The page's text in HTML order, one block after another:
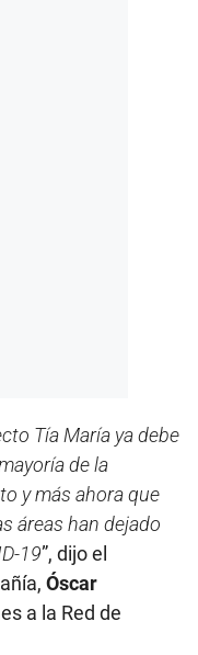
Tía María ya debe
de la
y más ahora que
áreas han dejado
19”, dijo el
Óscar
a la Red de